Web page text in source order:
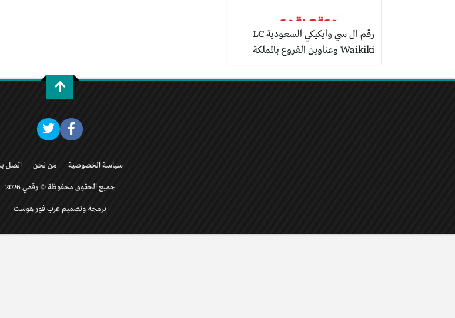
رقم ال سي وايكيكي السعودية LC
Waikiki وعناوين الفروع بالمملكة
سياسة الخصوصية من نحن اتصل
جميع الحقوق محفوظة © رقمي 2026
برمجة وتصميم عرب فور هوست